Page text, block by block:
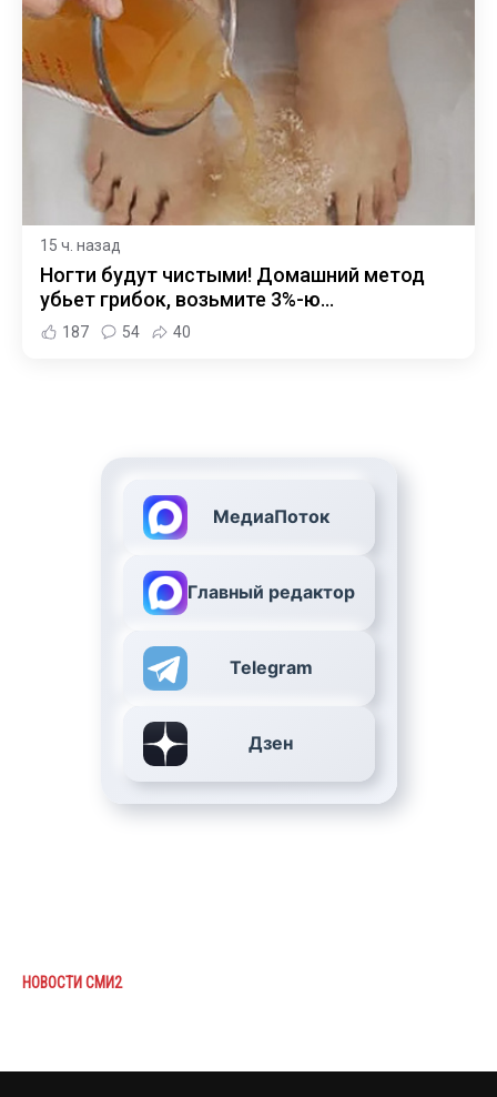
15 ч. назад
Ногти будут чистыми! Домашний метод
убьет грибок, возьмите 3%-ю…
187 54 40
МедиаПоток
Главный редактор
Telegram
Дзен
НОВОСТИ СМИ2